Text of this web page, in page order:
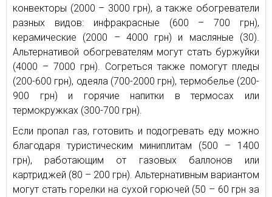
конвекторы (2000 – 3000 грн), а также обогреватели
разных видов: инфракрасные (600 – 700 грн),
керамические (2000 – 4000 грн) и масляные (30).
Альтернативой обогревателям могут стать буржуйки
(4000 – 7000 грн). Согреться также помогут пледы
(200-600 грн), одеяла (700-2000 грн), термобелье (200-
900 грн) и горячие напитки в термосах или
термокружках (300-700 грн).
Если пропал газ, готовить и подогревать еду можно
благодаря туристическим миниплитам (500 – 1400
грн), работающим от газовых баллонов или
картриджей (80 – 200 грн). Альтернативным вариантом
могут стать горелки на сухой горючей (50 – 60 грн за